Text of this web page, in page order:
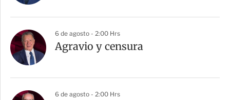
6 de agosto - 2:00 Hrs
Agravio y censura
6 de agosto - 2:00 Hrs